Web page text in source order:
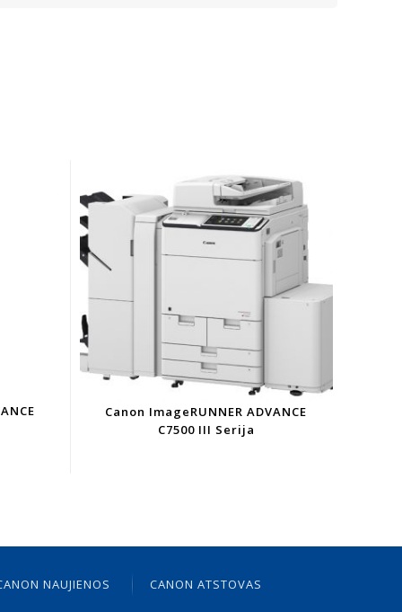
Canon ImageRUNNER ADVANCE
C7500 III Serija
NAUJIENOS CANON ATSTOVAS